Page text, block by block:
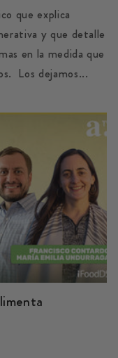
que explica
y que detalle
en la medida que
Los dejamos...